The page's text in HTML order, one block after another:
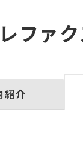
ファ
紹介